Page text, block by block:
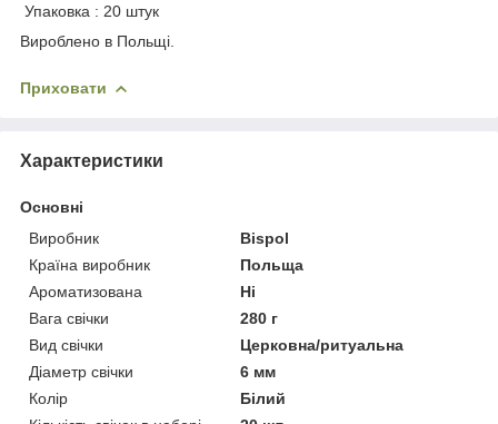
Упаковка : 20 штук
Вироблено в Польщі.
Приховати
Характеристики
Основні
Виробник
Bispol
Країна виробник
Польща
Ароматизована
Ні
Вага свічки
280 г
Вид свічки
Церковна/ритуальна
Діаметр свічки
6 мм
Колір
Білий